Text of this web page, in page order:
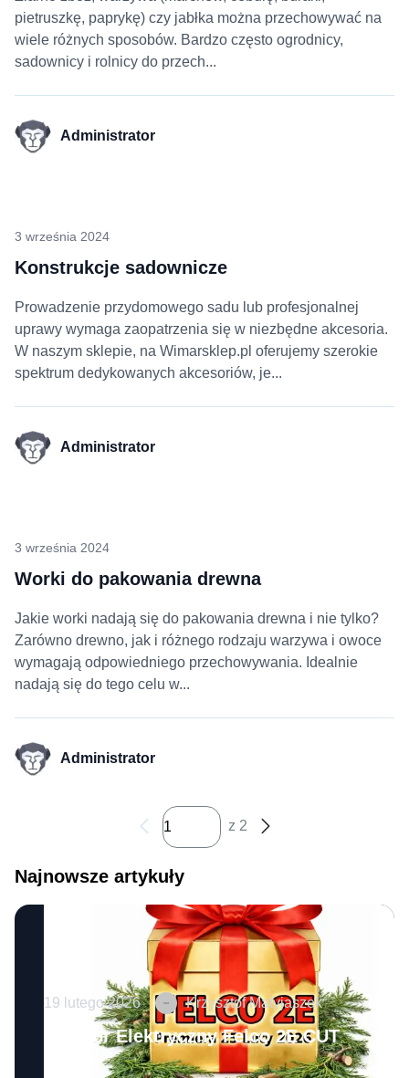
pietruszkę, paprykę) czy jabłka można przechowywać na
wiele różnych sposobów. Bardzo często ogrodnicy,
sadownicy i rolnicy do przech...
Administrator
3 września 2024
Konstrukcje sadownicze
Prowadzenie przydomowego sadu lub profesjonalnej
uprawy wymaga zaopatrzenia się w niezbędne akcesoria.
W naszym sklepie, na Wimarsklep.pl oferujemy szerokie
spektrum dedykowanych akcesoriów, je...
Administrator
3 września 2024
Worki do pakowania drewna
Jakie worki nadają się do pakowania drewna i nie tylko?
Zarówno drewno, jak i różnego rodzaju warzywa i owoce
wymagają odpowiedniego przechowywania. Idealnie
nadają się do tego celu w...
Administrator
z 2
Najnowsze artykuły
19 lutego 2026 Krzysztof Matyjaszek
Sekator Elektryczny Felco 2E CUT